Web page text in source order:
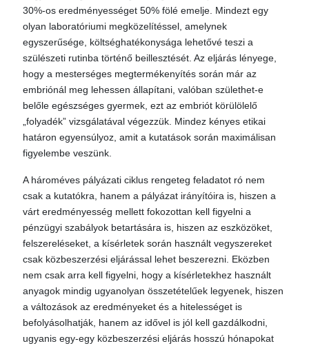
30%-os eredményességet 50% fölé emelje. Mindezt egy
olyan laboratóriumi megközelítéssel, amelynek
egyszerűsége, költséghatékonysága lehetővé teszi a
szülészeti rutinba történő beillesztését. Az eljárás lényege,
hogy a mesterséges megtermékenyítés során már az
embriónál meg lehessen állapítani, valóban születhet-e
belőle egészséges gyermek, ezt az embriót körülölelő
„folyadék” vizsgálatával végezzük. Mindez kényes etikai
határon egyensúlyoz, amit a kutatások során maximálisan
figyelembe veszünk.
A hároméves pályázati ciklus rengeteg feladatot ró nem
csak a kutatókra, hanem a pályázat irányítóira is, hiszen a
várt eredményesség mellett fokozottan kell figyelni a
pénzügyi szabályok betartására is, hiszen az eszközöket,
felszereléseket, a kísérletek során használt vegyszereket
csak közbeszerzési eljárással lehet beszerezni. Eközben
nem csak arra kell figyelni, hogy a kísérletekhez használt
anyagok mindig ugyanolyan összetételűek legyenek, hiszen
a változások az eredményeket és a hitelességet is
befolyásolhatják, hanem az idővel is jól kell gazdálkodni,
ugyanis egy-egy közbeszerzési eljárás hosszú hónapokat